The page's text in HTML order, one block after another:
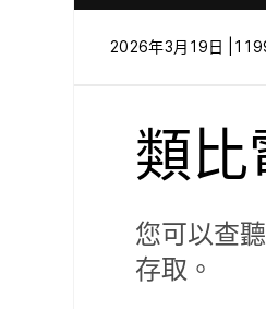
2026年3月19日 |
類比
您可以查
存取。